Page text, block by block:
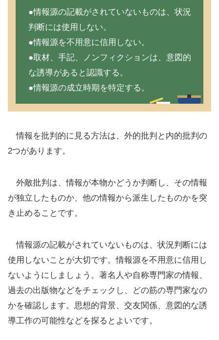
●情報源の記載がされていないものは、状況
判断には使用しない。
●情報源を不用意に信用しない。
●取材、手記、ノンフィクションは、意図的
な誘導があると認識する。
●情報源の成立時期を特定する。
情報を批判的に見る方法は、外的批判と内的批判の
2つがあります。
外敵批判は、情報が本物かどうか判断し、その情報
が独立したものか、他の情報から派生したものかを突
き止めることです。
情報源の記載がされていないものは、状況判断には
使用しないことが大切です。情報源を不用意に信用し
ないようにしましょう。著名人や自称専門家の情報、
過去の出版物などをチェックし、どの筋の専門家なの
かを確認します。思想的背景、交友関係、意図的な誘
導工作の可能性などを探るとよいです。